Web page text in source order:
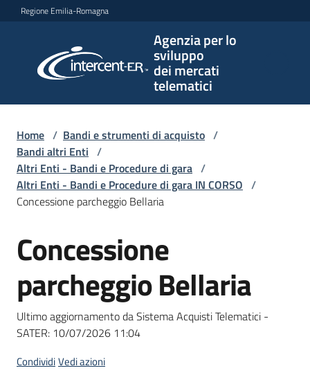
Vai al contenuto
Vai alla navigazione
Vai al footer
Regione Emilia-Romagna
Agenzia per lo
sviluppo
dei mercati
telematici
per lo
sviluppo
telematici
L'Agenzia
Bandi
strumenti
di
acquisto
Home / Bandi e strumenti di acquisto /
Bandi altri Enti /
Altri Enti - Bandi e Procedure di gara /
Altri Enti - Bandi e Procedure di gara IN CORSO /
Concessione parcheggio Bellaria
Salta al contenuto
Concessione
parcheggio Bellaria
Ultimo aggiornamento da Sistema Acquisti Telematici -
SATER: 10/07/2026 11:04
CondividiVedi azioni